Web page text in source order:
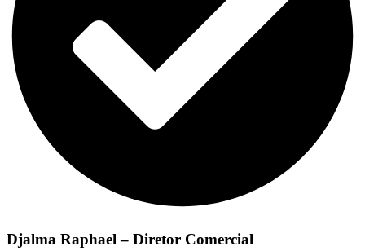
Djalma Raphael – Diretor Comercial